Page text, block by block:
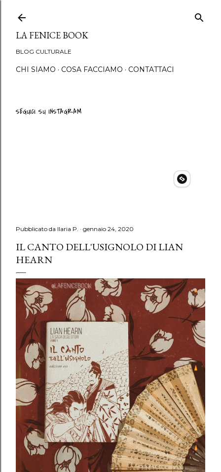
LA FENICE BOOK
BLOG CULTURALE
CHI SIAMO COSA FACCIAMO CONTATTACI
SEGUICI SU INSTAGRAM
Pubblicato da Ilaria P. gennaio 24, 2020
IL CANTO DELL'USIGNOLO DI LIAN
HEARN